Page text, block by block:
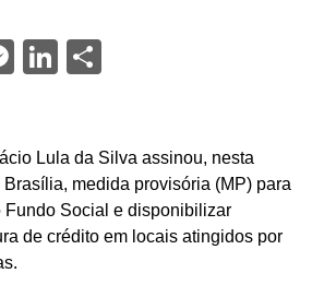
Messenger
LinkedIn
Share
Lula da Silva assinou, nesta
medida provisória (MP) para
Fundo Social e disponibilizar
de crédito em locais atingidos por